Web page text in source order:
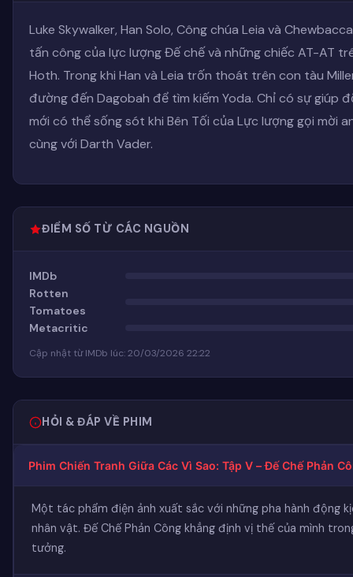
Luke Skywalker, Han Solo, Công chúa Leia và
tấn công của lực lượng Đế chế và những chiếc AT-AT
Hoth. Trong khi Han và Leia trốn thoát trên con tàu
đường đến Dagobah để tìm kiếm Yoda. Chỉ có sự giúp
mới có thể sống sót khi Bên Tối của Lực lượng gọi mời
cùng với Darth Vader.
ĐIỂM SỐ TỪ CÁC NGUỒN
IMDb
Rotten
Tomatoes
Metacritic
Cập nhật từ IMDb lúc: 20/03/2026 22:22
HỎI & ĐÁP VỀ PHIM
Phim Chiến Tranh Giữa Các Vì Sao: Tập V – Đế Chế Phản
Một tác phẩm điện ảnh xuất sắc với những pha hành động
nhân vật. Đế Chế Phản Công khẳng định vị thế của mình
tưởng.